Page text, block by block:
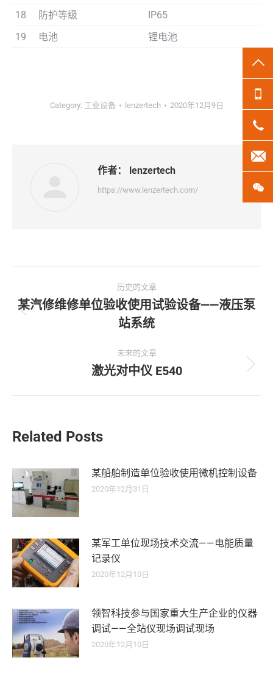
18 防护等级
IP65
19
电池 锂电池
Category: 工业设备 lenzertech 2020年12月9日
作者： lenzertech
https://www.lenzertech.com/
章
历史的文章
历
史
文
章：
某汽修维修单位验收使用试验设备——液压泵
站系统
未来的文章
未
激光对中仪 E540
Related Posts
某船舶制造单位验收使用微机控制设备
2020年12月31日
某军工单位现场技术交流——电能质量
记录仪
2020年12月10日
领智科技参与国家重大生产企业的仪器
调试——全站仪现场调试现场
2020年12月10日
微